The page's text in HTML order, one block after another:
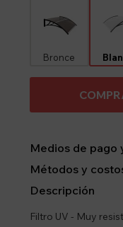
Bronce
Medios de pago
Métodos y
Descripción
Filtro UV - Muy